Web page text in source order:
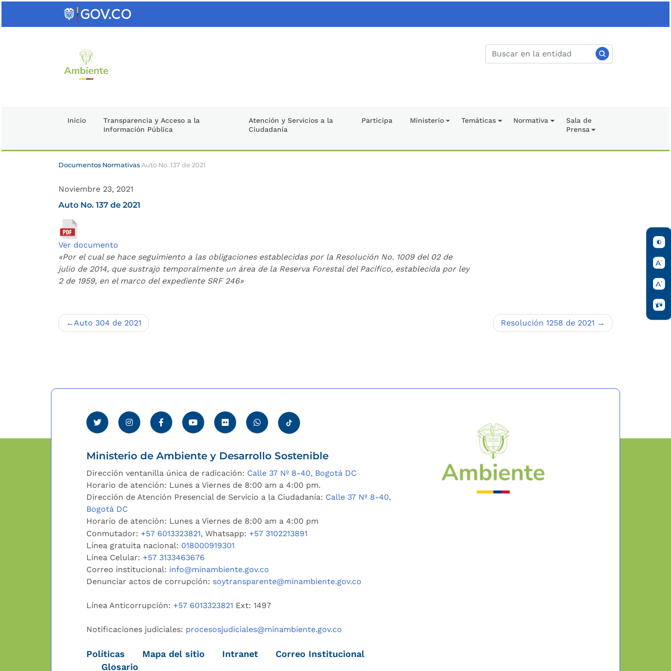
Inicio
Transparencia y Acceso a la
Información Pública
Atención y Servicios a la
Ciudadanía
Participa Ministerio Temáticas Normativa
Sala de
Prensa
Documentos Normativas Auto No. 137 de 2021
Noviembre 23, 2021
Auto No. 137 de 2021
Ver documento
«Por el cual se hace seguimiento a las obligaciones establecidas por la Resolución No. 1009 del 02 de
julio de 2014, que sustrajo temporalmente un área de la Reserva Forestal del Pacífico, establecida por ley
2 de 1959, en el marco del expediente SRF 246»
Navegación
de
Auto 304 de 2021 Resolución 1258 de 2021
Ministerio de Ambiente y Desarrollo Sostenible
Dirección ventanilla única de radicación: Calle 37 Nº 8-40, Bogotá DC
Horario de atención: Lunes a Viernes de 8:00 am a 4:00 pm.
Dirección de Atención Presencial de Servicio a la Ciudadanía: Calle 37 Nº 8-40,
Bogotá DC
Horario de atención: Lunes a Viernes de 8:00 am a 4:00 pm
Conmutador: +57 6013323821, Whatsapp: +57 3102213891
Línea gratuita nacional: 018000919301
Línea Celular: +57 3133463676
Correo institucional: info@minambiente.gov.co
Denunciar actos de corrupción: soytransparente@minambiente.gov.co
Línea Anticorrupción: +57 6013323821 Ext: 1497
Notificaciones judiciales: procesosjudiciales@minambiente.gov.co
Políticas Mapa del sitio Intranet
Correo Institucional
Glosario